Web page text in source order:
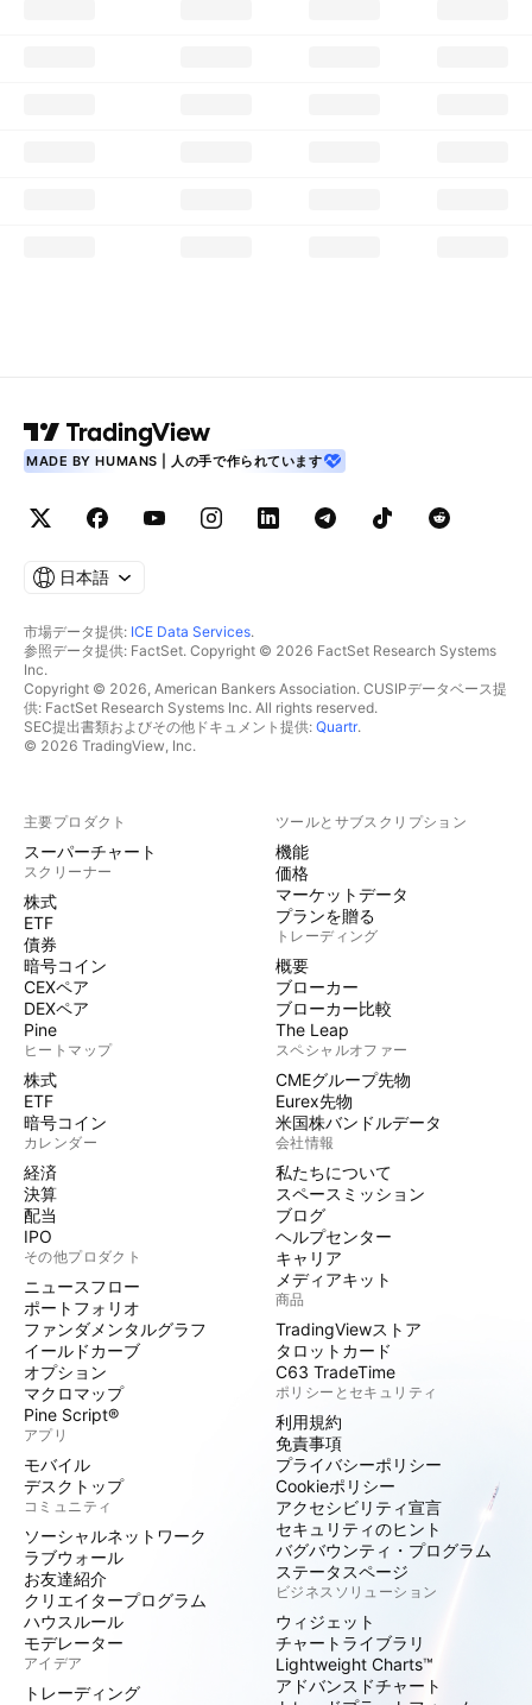
MADE BY HUMANS | 人の手で作られています
日本語
市場データ提供: ICE Data Services.
参照データ提供: FactSet. Copyright © 2026 FactSet Research Systems
Inc.
Copyright © 2026, American Bankers Association. CUSIPデータベース提
供: FactSet Research Systems Inc. All rights reserved.
SEC提出書類およびその他ドキュメント提供: Quartr.
© 2026 TradingView, Inc.
主要プロダクト
スーパーチャート
スクリーナー
株式
ETF
債券
暗号コイン
CEXペア
DEXペア
Pine
ヒートマップ
株式
ETF
暗号コイン
カレンダー
経済
決算
配当
IPO
その他プロダクト
ニュースフロー
ポートフォリオ
ファンダメンタルグラフ
イールドカーブ
オプション
マクロマップ
Pine Script®
アプリ
モバイル
デスクトップ
コミュニティ
ソーシャルネットワーク
ラブウォール
お友達紹介
クリエイタープログラム
ハウスルール
モデレーター
アイデア
トレーディング
ツールとサブスクリプション
機能
価格
マーケットデータ
プランを贈る
トレーディング
概要
ブローカー
ブローカー比較
The Leap
スペシャルオファー
CMEグループ先物
Eurex先物
米国株バンドルデータ
会社情報
私たちについて
スペースミッション
ブログ
ヘルプセンター
キャリア
メディアキット
商品
TradingViewストア
タロットカード
C63 TradeTime
ポリシーとセキュリティ
利用規約
免責事項
プライバシーポリシー
Cookieポリシー
アクセシビリティ宣言
セキュリティのヒント
バグバウンティ・プログラム
ステータスページ
ビジネスソリューション
ウィジェット
チャートライブラリ
Lightweight Charts™
アドバンスドチャート